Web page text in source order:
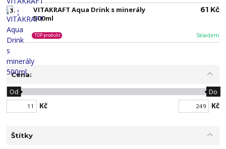
3.
VITAKRAFT Aqua Drink s minerály
500ml
Skladem
TOP produkt
61 Kč
Cena:
Kč
Od Do
Kč
Štítky